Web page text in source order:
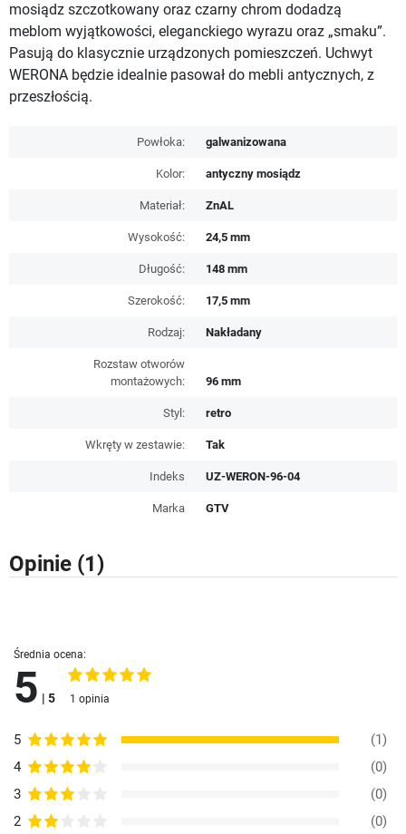
mosiądz szczotkowany oraz czarny chrom dodadzą
meblom wyjątkowości, eleganckiego wyrazu oraz „smaku”.
Pasują do klasycznie urządzonych pomieszczeń. Uchwyt
WERONA będzie idealnie pasował do mebli antycznych, z
przeszłością.
Powłoka: galwanizowana
Kolor: antyczny mosiądz
Materiał: ZnAL
Wysokość: 24,5 mm
Długość: 148 mm
Szerokość: 17,5 mm
Rodzaj: Nakładany
Rozstaw otworów
montażowych:
96 mm
Styl: retro
Wkręty w zestawie: Tak
Indeks UZ-WERON-96-04
Marka GTV
Opinie (1)
Średnia ocena:
5 | 5 1 opinia
5
(1)
4
(0)
3
(0)
2
(0)